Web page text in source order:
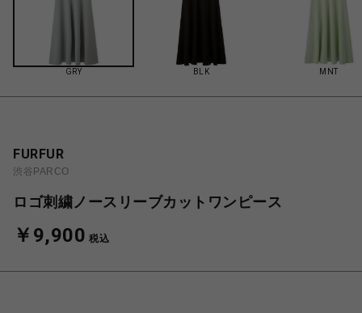
GRY BLK MNT
FURFUR
渋谷PARCO
ロゴ刺繍ノースリーブカットワンピース
￥9,900 税込